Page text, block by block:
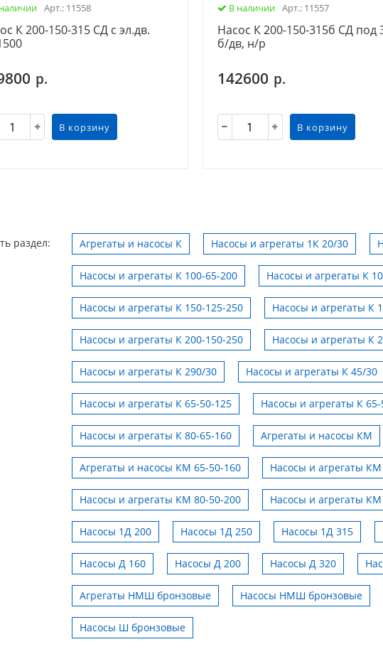
Арт.: 11558
К 200-150-315 СД с эл.дв.
р.
В корзину
В наличии Арт.: 11557
Насос К 200-150-315б СД под
б/дв, н/р
142600 р.
В корзину
раздел: Агрегаты и насосы К Насосы и агрегаты 1К 20/30
Насосы и агрегаты К 100-65-200 Насосы и агрегаты К
Насосы и агрегаты К 150-125-250 Насосы и агрегаты К
Насосы и агрегаты К 200-150-250 Насосы и агрегаты К
Насосы и агрегаты К 290/30 Насосы и агрегаты К 45/30
Насосы и агрегаты К 65-50-125 Насосы и агрегаты К
Насосы и агрегаты К 80-65-160 Агрегаты и насосы КМ
Агрегаты и насосы КМ 65-50-160 Насосы и агрегаты
Насосы и агрегаты КМ 80-50-200 Насосы и агрегаты
Насосы 1Д 200 Насосы 1Д 250 Насосы 1Д 315
Насосы Д 160 Насосы Д 200 Насосы Д 320
Агрегаты НМШ бронзовые Насосы НМШ бронзовые
Насосы Ш бронзовые